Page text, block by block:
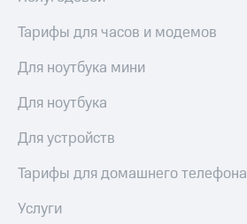
Тарифы для часов и модемов
Для ноутбука мини
Для ноутбука
Для устройств
Тарифы для домашнего телефона
Услуги